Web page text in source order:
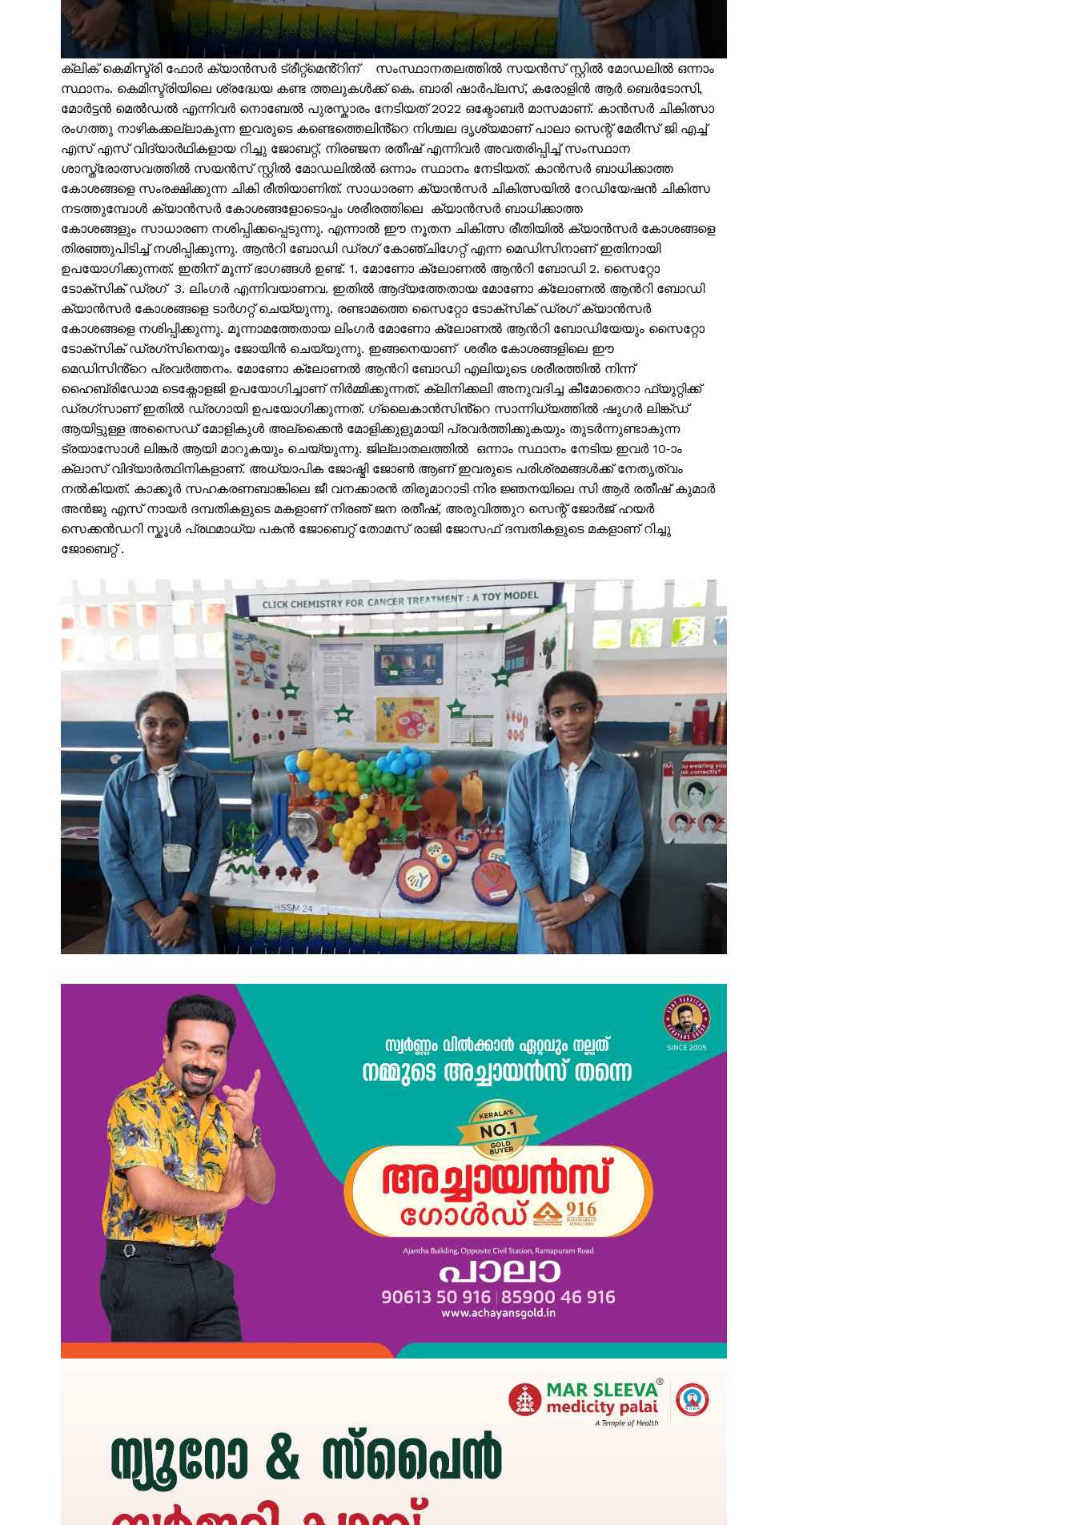
PALA VISION
PALA VISION
Contact us
Subscription Plans
My account
Grievance Redressal
ക്ലിക് കെമിസ്ട്രി ഫോർ ക്യാൻസർ ട്രീറ്റ്മെൻ്റിന് സംസ്ഥാനതലത്തിൽ സയൻസ് സ്റ്റിൽ മോഡലിൽ ഒന്നാം
സ്ഥാനം. കെമിസ്ട്രിയിലെ ശ്രദ്ധേയ കണ്ട ത്തലുകൾക്ക് കെ. ബാരി ഷാർപ്ലസ്, കരോളിൻ ആർ ബെർടോസി,
മോർട്ടൻ മെൽഡൽ എന്നിവർ നൊബേൽ പുരസ്കാരം നേടിയത് 2022 ഒക്ടോബർ മാസമാണ്. കാൻസർ ചികിത്സാ
രംഗത്തു നാഴികക്കല്ലാകുന്ന ഇവരുടെ കണ്ടെത്തെലിൻ്റെ നിശ്ചല ദൃശ്യമാണ് പാലാ സെന്റ് മേരീസ് ജി എച്ച്
എസ് എസ് വിദ്യാർഥികളായ റിച്ചു ജോബറ്റ്, നിരഞ്ജന രതീഷ് എന്നിവർ അവതരിപ്പിച്ച് സംസ്ഥാന
ശാസ്ത്രോത്സവത്തിൽ സയൻസ് സ്റ്റിൽ മോഡലിൽൽ ഒന്നാം സ്ഥാനം നേടിയത്. കാൻസർ ബാധിക്കാത്ത
കോശങ്ങളെ സംരക്ഷിക്കുന്ന ചികി രീതിയാണിത്. സാധാരണ ക്യാൻസർ ചികിത്സയിൽ റേഡിയേഷൻ ചികിത്സ
നടത്തുമ്പോൾ ക്യാൻസർ കോശങ്ങളോടൊപ്പം ശരീരത്തിലെ ക്യാൻസർ ബാധിക്കാത്ത
കോശങ്ങളും സാധാരണ നശിപ്പിക്കപ്പെടുന്നു. എന്നാൽ ഈ നൂതന ചികിത്സ രീതിയിൽ ക്യാൻസർ കോശങ്ങളെ
തിരഞ്ഞുപിടിച്ച് നശിപ്പിക്കുന്നു. ആൻറി ബോഡി ഡ്രഗ് കോഞ്ചിഗേറ്റ് എന്ന മെഡിസിനാണ് ഇതിനായി
ഉപയോഗിക്കുന്നത്. ഇതിന് മൂന്ന് ഭാഗങ്ങൾ ഉണ്ട്. 1. മോണോ ക്ലോണൽ ആൻറി ബോഡി 2. സൈറ്റോ
ടോക്സിക് ഡ്രഗ് 3. ലിംഗർ എന്നിവയാണവ. ഇതിൽ ആദ്യത്തേതായ മോണോ ക്ലോണൽ ആൻറി ബോഡി
ക്യാൻസർ കോശങ്ങളെ ടാർഗറ്റ് ചെയ്യുന്നു. രണ്ടാമത്തെ സൈറ്റോ ടോക്സിക് ഡ്രഗ് ക്യാൻസർ
കോശങ്ങളെ നശിപ്പിക്കുന്നു. മൂന്നാമത്തേതായ ലിംഗർ മോണോ ക്ലോണൽ ആൻറി ബോഡിയേയും സൈറ്റോ
ടോക്സിക് ഡ്രഗ്സിനെയും ജോയിൻ ചെയ്യുന്നു. ഇങ്ങനെയാണ് ശരീര കോശങ്ങളിലെ ഈ
മെഡിസിൻ്റെ പ്രവർത്തനം. മോണോ ക്ലോണൽ ആൻറി ബോഡി എലിയുടെ ശരീരത്തിൽ നിന്ന്
ഹൈബ്രിഡോമ ടെക്നോളജി ഉപയോഗിച്ചാണ് നിർമ്മിക്കുന്നത്. ക്ലിനിക്കലി അനുവദിച്ച കീമോതെറാ ഫ്യുറ്റിക്ക്
ഡ്രഗ്സാണ് ഇതിൽ ഡ്രഗായി ഉപയോഗിക്കുന്നത്. ഗ്ലൈകാൻസിൻ്റെ സാന്നിധ്യത്തിൽ ഷുഗർ ലിങ്ക്ഡ്
ആയിട്ടുള്ള അസൈഡ് മോളികുൾ അല്ക്കൈൻ മോളിക്കുളുമായി പ്രവർത്തിക്കുകയും തുടർന്നുണ്ടാകുന്ന
ട്രയാസോൾ ലിങ്കർ ആയി മാറുകയും ചെയ്യുന്നു. ജില്ലാതലത്തിൽ ഒന്നാം സ്ഥാനം നേടിയ ഇവർ 10-ാം
ക്ലാസ് വിദ്യാർത്ഥിനികളാണ്. അധ്യാപിക ജോഷ്മി ജോൺ ആണ് ഇവരുടെ പരിശ്രമങ്ങൾക്ക് നേതൃത്വം
നൽകിയത്. കാക്കൂർ സഹകരണബാങ്കിലെ ജീ വനക്കാരൻ തിരുമാറാടി നിര ജ്ഞനയിലെ സി ആർ രതീഷ് കുമാർ
അൻജു എസ് നായർ ദമ്പതികളുടെ മകളാണ് നിരഞ് ജന രതീഷ്, അരുവിത്തുറ സെന്റ് ജോർജ് ഹയർ
സെക്കൻഡറി സ്കൂൾ പ്രഥമാധ്യ പകൻ ജോബെറ്റ് തോമസ് രാജി ജോസഫ് ദമ്പതികളുടെ മകളാണ് റിച്ചു
ജോബെറ്റ് .